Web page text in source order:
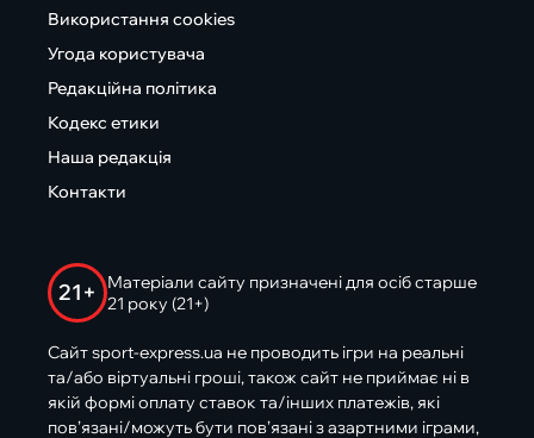
Використання cookies
Угода користувача
Редакційна політика
Кодекс етики
Наша редакція
Контакти
21+
Матеріали сайту призначені для осіб старше
21 року (21+)
Сайт sport-express.ua не проводить ігри на реальні
та/або віртуальні гроші, також сайт не приймає ні в
якій формі оплату ставок та/інших платежів, які
пов’язані/можуть бути пов’язані з азартними іграми,